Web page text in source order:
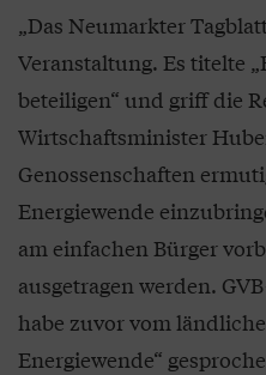
„Das Neumarkter
Veranstaltung. Es titelte
beteiligen“ und griff die
Wirtschaftsminister
Genossenschaften
Energiewende
am einfachen Bürger
ausgetragen werden.
habe zuvor vom
Energiewende“